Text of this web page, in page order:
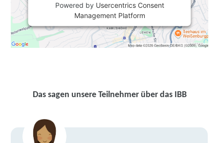
Powered by Usercentrics Consent
Management Platform
Das sagen unsere Teilnehmer über das IBB